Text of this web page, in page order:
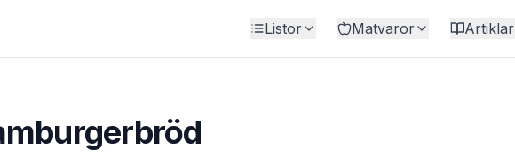
Listor Matvaror Artiklar